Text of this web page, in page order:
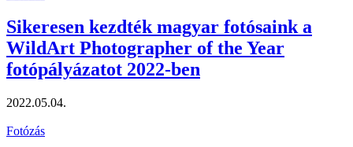
Sikeresen kezdték magyar fotósaink a
WildArt Photographer of the Year
fotópályázatot 2022-ben
2022.05.04.
Fotózás